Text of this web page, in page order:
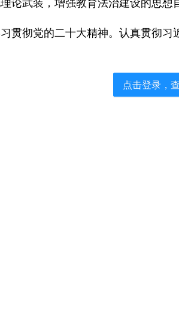
武装，增强教育法治建设的思想
彻党的二十大精神。认真贯彻习
点击登录，